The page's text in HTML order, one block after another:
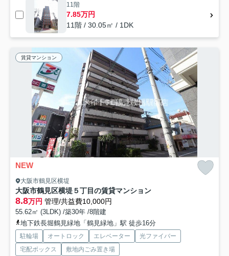
11階
7.85万円
11階 / 30.05㎡ / 1DK
賃貸マンション
NEW
大阪市鶴見区横堤
大阪市鶴見区横堤５丁目の賃貸マンション
8.8万円 管理/共益費10,000円
55.62㎡ (3LDK) /築30年 /8階建
地下鉄長堀鶴見緑地「鶴見緑地」駅 徒歩16分
駐輪場 オートロック エレベーター
光ファイバー
宅配ボックス
敷地内ごみ置き場